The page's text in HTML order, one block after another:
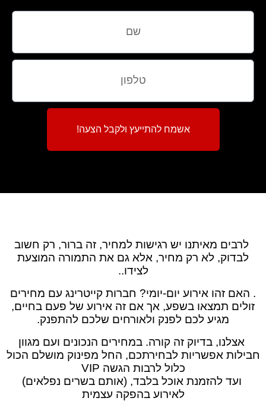
אשמח להתייעץ ולקבל הצעה!
לרבים מאיתנו יש רגישות למחיר, זה ברור, רק חשוב
לבדוק, לא רק מחיר, אלא גם את התמורה המוצעת
לצידו..
. האם זהו אירוע יום-יומי? חברות קייטרינג עם מחירים
זולים תמצאו בשפע, אך אם זה אירוע של פעם בחיים,
מגיע לכם לפנק ולאורחים שלכם להתפנק.
אצלנו, בדיוק זה קורה. במחירים הנכונים ועם מגוון
חבילות אפשריות לבחירתכם, החל מפינוק מושלם הכול
כלול לרבות הגשה VIP
ועד להזמנת אוכל בלבד, (אותם בשרים נפלאים)
לאירוע בהפקה עצמית